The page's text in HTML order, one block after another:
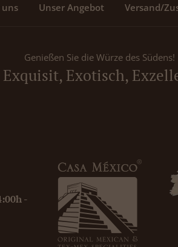
uns Unser Angebot Versand/
Genießen Sie die Würze des Südens!
Exquisit, Exotisch,
-